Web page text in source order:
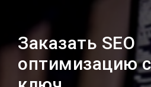
Заказать SEO
оптимизацию